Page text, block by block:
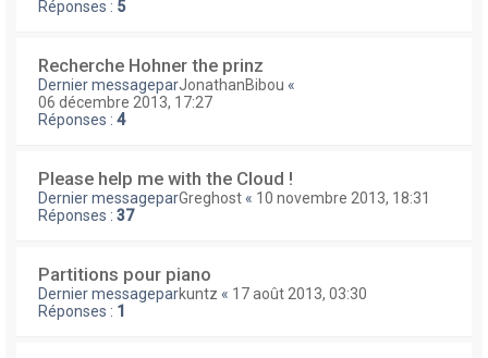
Réponses : 5
Recherche Hohner the prinz
Dernier messageparJonathanBibou «
06 décembre 2013, 17:27
Réponses : 4
Please help me with the Cloud !
Dernier messageparGreghost « 10 novembre 2013, 18:31
Réponses : 37
Partitions pour piano
Dernier messageparkuntz « 17 août 2013, 03:30
Réponses : 1